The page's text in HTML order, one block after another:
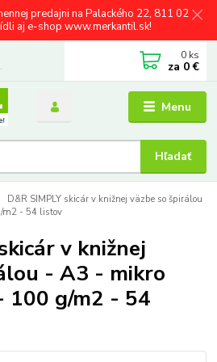
predajni na Palackého 22, 811 02
aj e-shop www.merkantil.sk!
Menu
Hľadať
0 ks
za 0 €
D&R SIMPLY skicár v knižnej väzbe so špirálou
m2 - 54 listov
v knižnej
- A3 - mikro
100 g/m2 - 54